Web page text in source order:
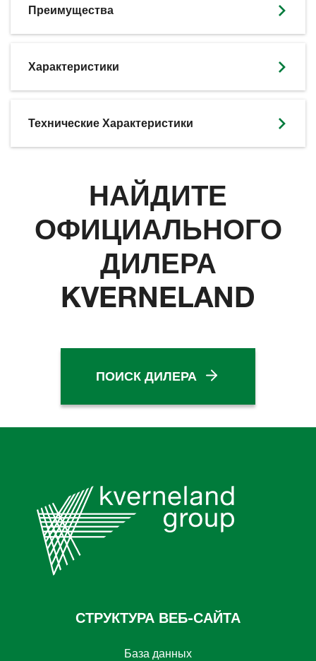
Преимущества
Характеристики
Технические Характеристики
НАЙДИТЕ
ОФИЦИАЛЬНОГО
ДИЛЕРА
KVERNELAND
ПОИСК ДИЛЕРА
СТРУКТУРА ВЕБ-САЙТА
База данных